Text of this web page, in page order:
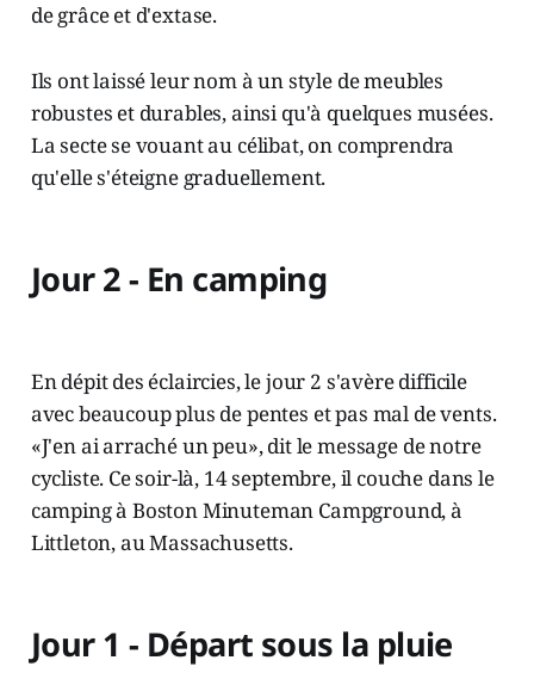
de grâce et d'extase.
Ils ont laissé leur nom à un style de meubles
robustes et durables, ainsi qu'à quelques musées.
La secte se vouant au célibat, on comprendra
qu'elle s'éteigne graduellement.
Jour 2 - En camping
En dépit des éclaircies, le jour 2 s'avère difficile
avec beaucoup plus de pentes et pas mal de vents.
«J'en ai arraché un peu», dit le message de notre
cycliste. Ce soir-là, 14 septembre, il couche dans le
camping à Boston Minuteman Campground, à
Littleton, au Massachusetts.
Jour 1 - Départ sous la pluie